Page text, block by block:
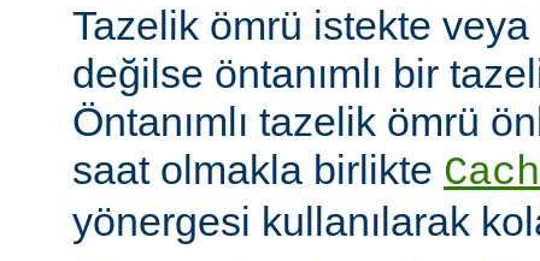
Tazelik ömrü istekte veya
değilse öntanımlı bir
Öntanımlı tazelik ömrü
saat olmakla birlikte
yönergesi kullanılarak